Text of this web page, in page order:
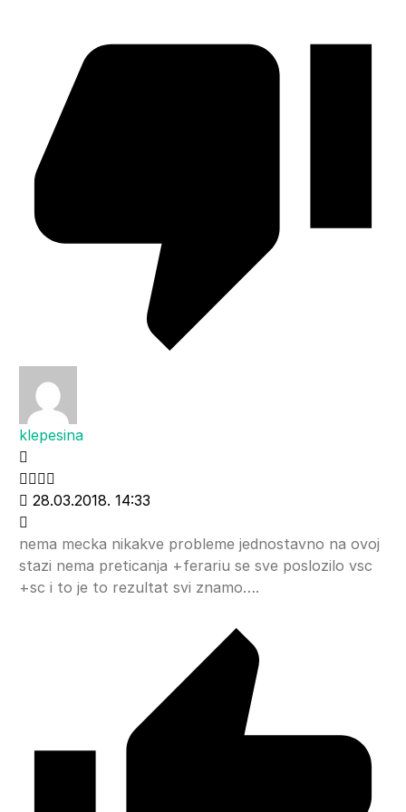
klepesina
28.03.2018. 14:33
nema mecka nikakve probleme jednostavno na ovoj
stazi nema preticanja +ferariu se sve poslozilo vsc
+sc i to je to rezultat svi znamo….